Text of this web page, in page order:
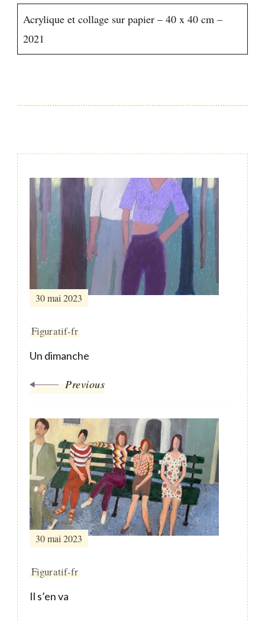
Acrylique et collage sur papier – 40 x 40 cm –
2021
Post
Navigation
30 mai 2023
Figuratif-fr
Un dimanche
Previous
30 mai 2023
Figuratif-fr
Il s’en va